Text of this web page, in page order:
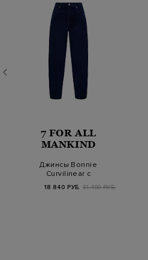
7 FOR ALL
MANKIND
Джинсы Bonnie
Curvilinear с
эффектом
необработанного к…
18 840 РУБ. 31 400 РУБ.